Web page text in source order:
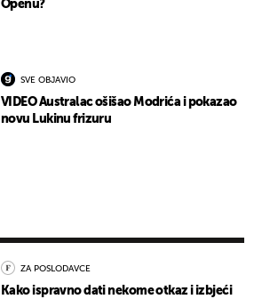
Openu?
SVE OBJAVIO
VIDEO Australac ošišao Modrića i pokazao
novu Lukinu frizuru
ZA POSLODAVCE
Kako ispravno dati nekome otkaz i izbjeći